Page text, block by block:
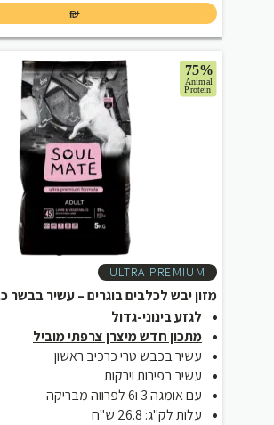
₪
ULTRA PREMIUM
מזון יבש לכלבים בוגרים – עשיר בבשר
לגזע בינוני-גדול
מתכון חדש מיצרן צרפתי מוביל
עשיר בכבש טרי כרכיב ראשון
עשיר בפירות וירקות
עם אומגה 3 ו6 לפרווה מבריקה
עלות לק"ג: 26.8 ש"ח